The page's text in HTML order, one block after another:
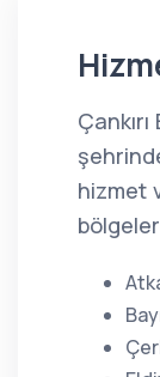
hizmet